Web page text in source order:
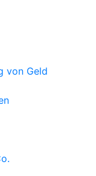
von Geld